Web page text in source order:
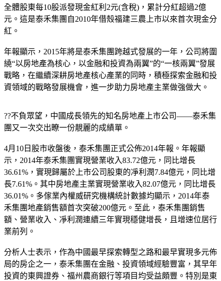
全體股東每10股派發現金紅利2元(含稅)，累計分紅超過2億
元。這是泰禾集團自2010年借殼福建三農上市以來首次現金分
紅。
年報顯示，2015年將是泰禾集團跨越式發展的一年，公司將圍
繞“以房地產為核心，以金融和投資為兩翼”的“一核兩翼”發展
戰略，在繼續深耕房地產核心產業的同時，積極探索金融和投
資領域的戰略發展機會，進一步助力房地產主業做強做大。
??不負眾望，中國成長領先的知名房地產上市公司——泰禾集
團又一次交出瞭一份靚麗的成績單。
4月10日股市收盤後，泰禾集團正式公佈2014年報。年報顯
示，2014年泰禾集團實現營業收入83.72億元，同比增長
36.61%，實現歸屬於上市公司股東的凈利潤7.84億元，同比增
長7.61%。其中房地產主業實現營業收入82.07億元，同比增長
36.01%。多傢業內權威研究機構統計數據均顯示，2014年泰
禾集團地產銷售額首次突破200億元。至此，泰禾集團銷售
額、營業收入、凈利潤連續三年實現穩健增長，且增速位居行
業前列。
分析人士表示，作為中國最早探索轉型之路和最早實現多元佈
局的房企之一，泰禾集團在金融、投資領域經驗豐富，其早年
投資的東興證券、福州農商銀行等項目均受益頗豐。特別是東